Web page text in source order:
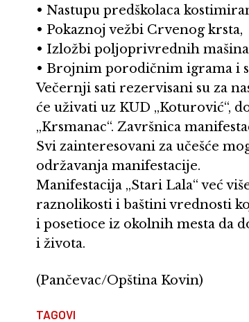
• Nastupu predškolaca
• Pokaznoj vežbi Crvenog krsta,
• Izložbi poljoprivrednih
• Brojnim porodičnim igrama i
Večernji sati rezervisani su za
će uživati uz KUD „Koturović“,
„Krsmanac“. Završnica
Svi zainteresovani za učešće
održavanja manifestacije.
Manifestacija „Stari Lala“ već
raznolikosti i baštini vrednosti
i posetioce iz okolnih mesta da
i života.
(Pančevac/Opština Kovin)
TAGOVI